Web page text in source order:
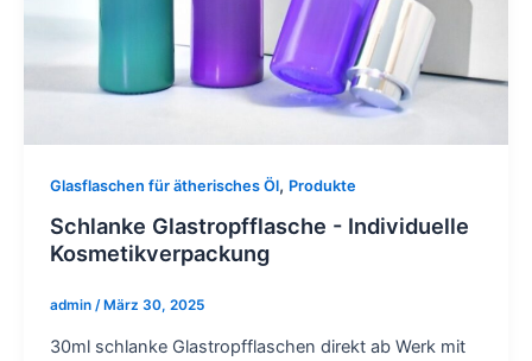
Glasflaschen für ätherisches Öl, Produkte
Schlanke Glastropfflasche - Individuelle
Kosmetikverpackung
admin / März 30, 2025
30ml schlanke Glastropfflaschen direkt ab Werk mit